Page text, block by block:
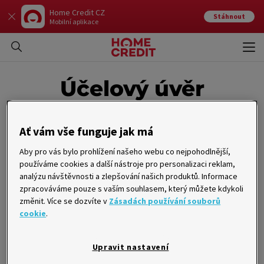
Home Credit CZ
Mobilní aplikace
Stáhnout
Účelový úvěr
Účelový úvěr je specifický svým využitím. Věřitel v takovém případě
dlužníkovi na základě úvěrové smlouvyposkytuje finanční částku
s předem určeným a oboustranně odsouhlaseným cílem užití
Nejznámějším účelovým úvěrovým produktem je hypotéka, kterou
poskytují banky.
Mezi další hojně využívané účelové úvěry patří například úvěr na auto.
V takovém případě se dlužník
Ať vám vše funguje jak má
Aby pro vás bylo prohlížení našeho webu co nejpohodlnější,
používáme cookies a další nástroje pro personalizaci reklam,
analýzu návštěvnosti a zlepšování našich produktů. Informace
zpracováváme pouze s vaším souhlasem, který můžete kdykoli
změnit. Více se dozvíte v Zásadách používání souborů
cookie.
Upravit nastavení